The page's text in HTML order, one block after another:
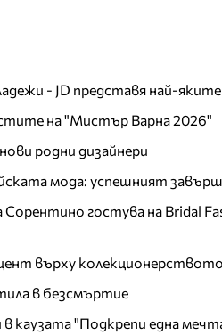
- JD представя най-
на "Мистър Варна 2026"
родни дизайнери
мода: успешният
гостува на Bridal
върху колекционерството
в безсмъртие
каузата "Подкрепи една